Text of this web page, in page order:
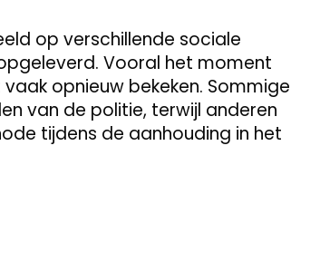
op verschillende sociale
Vooral het moment
opnieuw bekeken. Sommige
van de politie, terwijl anderen
tijdens de aanhouding in het